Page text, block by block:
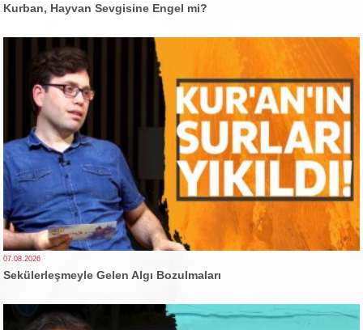
Kurban, Hayvan Sevgisine Engel mi?
07.08.2026
Sekülerleşmeyle Gelen Algı Bozulmaları